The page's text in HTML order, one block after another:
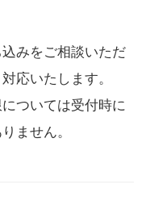
みをご相談いただ
応いたします。
ついては受付時に
ません。